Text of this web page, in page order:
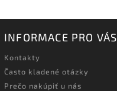
INFORMACE PRO VÁS
Kontakty
Často kladené otázky
Prečo nakúpiť u nás